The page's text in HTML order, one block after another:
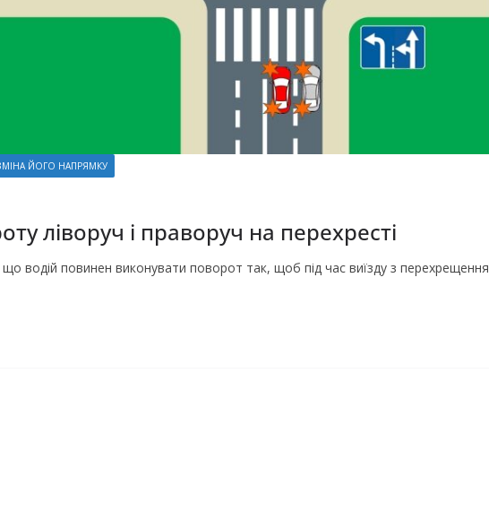
ЙОГО НАПРЯМКУ
ліворуч і праворуч на перехресті
водій повинен виконувати поворот так, щоб під час виїзду з перехрещення